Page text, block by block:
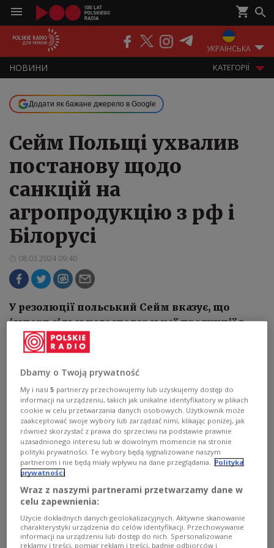
УКРАЇНСЬКА
НOВИНИ KАТЕГОРІЇ
ПОДКАСТИ ЕФІР
Додати як бажане джерело в Google
Сейм Польщі ухвалив
постанову щодо
санкцій на
агропродукцію з рф і
Білорусі
08.03.2024 09:40
У резолюції польський Сейм вказує, що
імпорт сільськогосподарської продукції з
росії та Республіки Білорусь продовжує
приносити величезні доходи виробникам,
торговцям і бюджетам цих країн
Dbamy o Twoją prywatność
My i nasi5 partnerzy przechowujemy lub uzyskujemy dostęp do
informacji na urządzeniu, takich jak unikalne identyfikatory w plikach
cookie w celu przetwarzania danych osobowych. Użytkownik może
zaakceptować swoje wybory lub zarządzać nimi, klikając poniżej, jak
również skorzystać z prawa do sprzeciwu na podstawie prawnie
uzasadnionego interesu lub w dowolnym momencie na stronie
polityki prywatności. Te wybory będą sygnalizowane naszym
partnerom i nie będą miały wpływu na dane przeglądania. Polityka
prywatności
Wraz z naszymi partnerami przetwarzamy dane w
celu zapewnienia:
Użycie dokładnych danych geolokalizacyjnych. Aktywne skanowanie
charakterystyki urządzenia do celów identyfikacji. Przechowywanie
informacji na urządzeniu lub dostęp do nich. Spersonalizowane
reklamy i treści, pomiar reklam i treści, badnie odbiorców i